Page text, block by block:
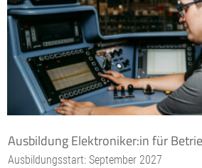
Ausbildung Elektroniker:in für
Ausbildungsstart: September 2027